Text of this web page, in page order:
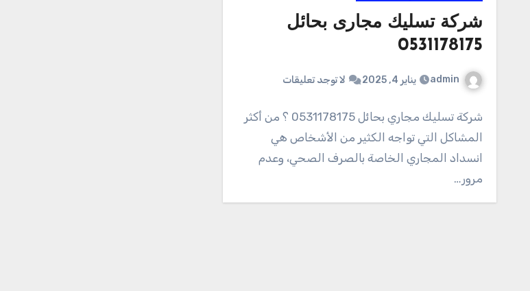
شركة تسليك مجارى بحائل
0531178175
admin يناير 4, 2025 لا توجد تعليقات
شركة تسليك مجاري بحائل 0531178175 ؟ من أكثر
المشاكل التي تواجه الكثير من الأشخاص هي
انسداد المجاري الخاصة بالصرف الصحي، وعدم
مرور…